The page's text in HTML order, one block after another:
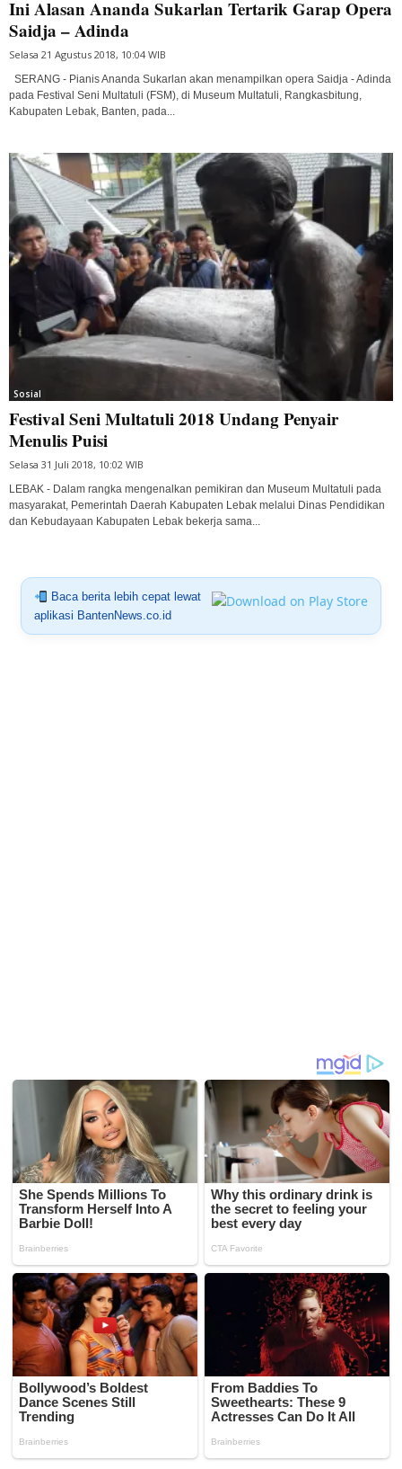
Ini Alasan Ananda Sukarlan Tertarik Garap Opera
Saidja – Adinda
Selasa 21 Agustus 2018, 10:04 WIB
SERANG - Pianis Ananda Sukarlan akan menampilkan opera Saidja - Adinda
pada Festival Seni Multatuli (FSM), di Museum Multatuli, Rangkasbitung,
Kabupaten Lebak, Banten, pada...
Sosial
Festival Seni Multatuli 2018 Undang Penyair
Menulis Puisi
Selasa 31 Juli 2018, 10:02 WIB
LEBAK - Dalam rangka mengenalkan pemikiran dan Museum Multatuli pada
masyarakat, Pemerintah Daerah Kabupaten Lebak melalui Dinas Pendidikan
dan Kebudayaan Kabupaten Lebak bekerja sama...
Baca berita lebih cepat lewat
aplikasi BantenNews.co.id